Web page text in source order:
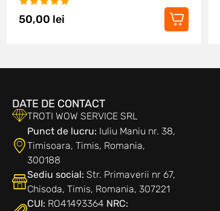
50,00 lei
DATE DE CONTACT
TROTI WOW SERVICE SRL
Punct de lucru: Iuliu Maniu nr. 38,
Timisoara, Timis, Romania,
300188
Sediu social: Str. Primaverii nr 67,
Chisoda, Timis, Romania, 307221
CUI: RO41493364 NRC: